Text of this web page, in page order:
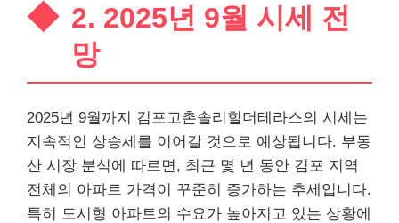
2. 2025년 9월 시세 전
망
2025년 9월까지 김포고촌솔리힐더테라스의 시세는
지속적인 상승세를 이어갈 것으로 예상됩니다. 부동
산 시장 분석에 따르면, 최근 몇 년 동안 김포 지역
전체의 아파트 가격이 꾸준히 증가하는 추세입니다.
특히 도시형 아파트의 수요가 높아지고 있는 상황에